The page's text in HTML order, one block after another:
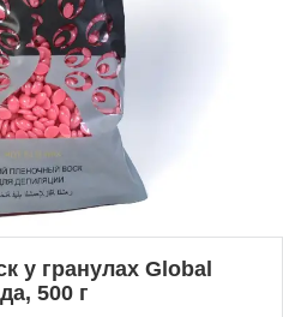
у гранулах Global
500 г